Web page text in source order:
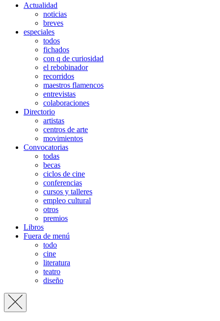
Actualidad
noticias
breves
especiales
todos
fichados
con q de curiosidad
el rebobinador
recorridos
maestros flamencos
entrevistas
colaboraciones
Directorio
artistas
centros de arte
movimientos
Convocatorias
todas
becas
ciclos de cine
conferencias
cursos y talleres
empleo cultural
otros
premios
Libros
Fuera de menú
todo
cine
literatura
teatro
diseño